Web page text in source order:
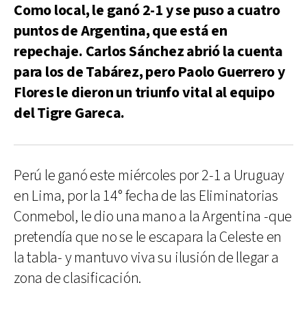
Como local, le ganó 2-1 y se puso a cuatro
puntos de Argentina, que está en
repechaje. Carlos Sánchez abrió la cuenta
para los de Tabárez, pero Paolo Guerrero y
Flores le dieron un triunfo vital al equipo
del Tigre Gareca.
Perú le ganó este miércoles por 2-1 a Uruguay
en Lima, por la 14° fecha de las Eliminatorias
Conmebol, le dio una mano a la Argentina -que
pretendía que no se le escapara la Celeste en
la tabla- y mantuvo viva su ilusión de llegar a
zona de clasificación.